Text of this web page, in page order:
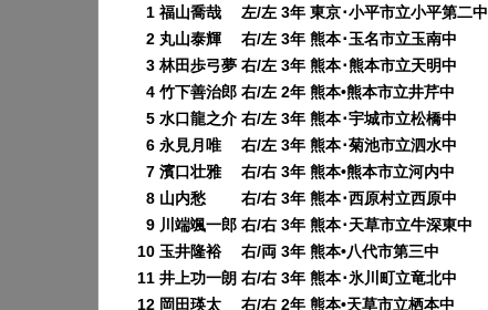
1 福山喬哉 左/左 3年 東京･小平市立小平第二中
2 丸山泰輝 右/左 3年 熊本･玉名市立玉南中
3 林田歩弓夢 右/左 3年 熊本･熊本市立天明中
4 竹下善治郎 右/左 2年 熊本•熊本市立井芹中
5 水口龍之介 右/左 3年 熊本･宇城市立松橋中
6 永見月唯 右/左 3年 熊本･菊池市立泗水中
7 濱口壮雅 右/右 3年 熊本•熊本市立河内中
8 山内愁 右/右 3年 熊本･西原村立西原中
9 川端颯一郎 右/右 3年 熊本･天草市立牛深東中
10 玉井隆裕 右/両 3年 熊本•八代市第三中
11 井上功一朗 右/右 3年 熊本･氷川町立竜北中
12 岡田瑛太 右/右 2年 熊本•天草市立栖本中